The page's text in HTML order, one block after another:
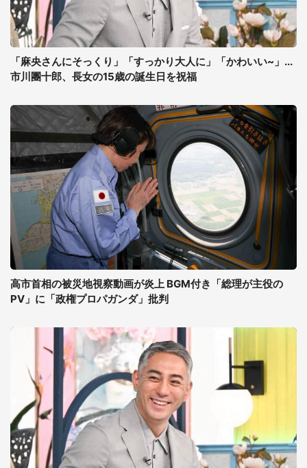
「麻央さんにそっくり」「すっかり大人に」「かわいい~」...
市川團十郎、長女の15歳の誕生日を祝福
高市首相の被災地視察動画が炎上 BGM付き「総理が主役の
PV」に「政権プロパガンダ」批判